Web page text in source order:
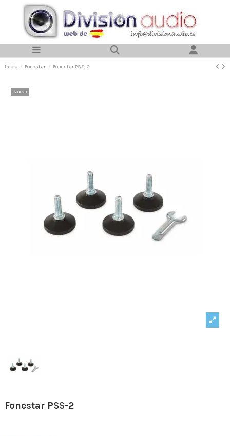
Inicio Fonestar Fonestar PSS-2
Nuevo
Fonestar PSS-2